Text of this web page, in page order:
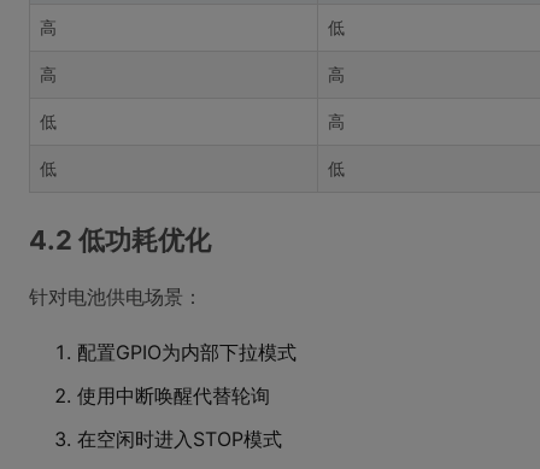
高 低
高 高
低 高
低 低
4.2 低功耗优化
针对电池供电场景：
配置GPIO为内部下拉模式
使用中断唤醒代替轮询
在空闲时进入STOP模式